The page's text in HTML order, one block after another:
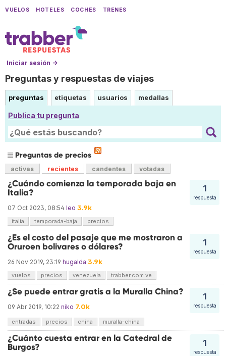
VUELOS HOTELES COCHES TRENES
Iniciar sesión →
Preguntas y respuestas de viajes
preguntas etiquetas usuarios medallas
Publica tu pregunta
Preguntas de precios
activas recientes candentes votadas
1
respuesta
¿Cuándo comienza la temporada baja en
Italia?
07 Oct 2023, 08:54 leo 3.9k
italia temporada-baja precios
1
respuesta
¿Es el costo del pasaje que me mostraron a
Oruroen bolivares o dólares?
26 Nov 2019, 23:19 hugalda 3.9k
vuelos precios venezuela trabber.com.ve
1
respuesta
¿Se puede entrar gratis a la Muralla China?
09 Abr 2019, 10:22 niko 7.0k
entradas precios china muralla-china
1
respuesta
¿Cuánto cuesta entrar en la Catedral de
Burgos?